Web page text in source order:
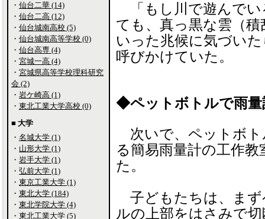
「もし川で遊んでい
ても、真っ黒な雲（
いった兆候に気づい
呼びかけていた。
◆ペットボトルで雨量
次いで、ペットボト
る簡易雨量計の工作教
た。
子どもたちは、まず
ルの上部をはさみで
・ 仙台二華 (14)
・ 仙台二高 (12)
・ 仙台城南高校 (5)
・ 仙台城南高等学校 (0)
・ 仙台高専 (4)
・ 宮城一高 (4)
・ 宮城県高等学校理科研究
会 (2)
・ 岩ケ崎高 (1)
・ 東北工業大学高校 (0)
■ 大学
・ 名城大学 (1)
・ 山形大学 (1)
・ 岩手大学 (1)
・ 弘前大学 (1)
・ 東京工業大学 (1)
・ 東北大学 (184)
・ 東北学院大学 (4)
・ 東北工業大学 (5)